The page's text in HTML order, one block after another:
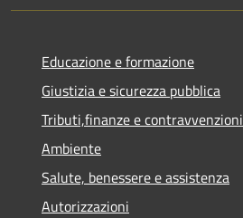
Educazione e formazione
Giustizia e sicurezza pubblica
Tributi,finanze e contravvenzioni
Ambiente
Salute, benessere e assistenza
Autorizzazioni